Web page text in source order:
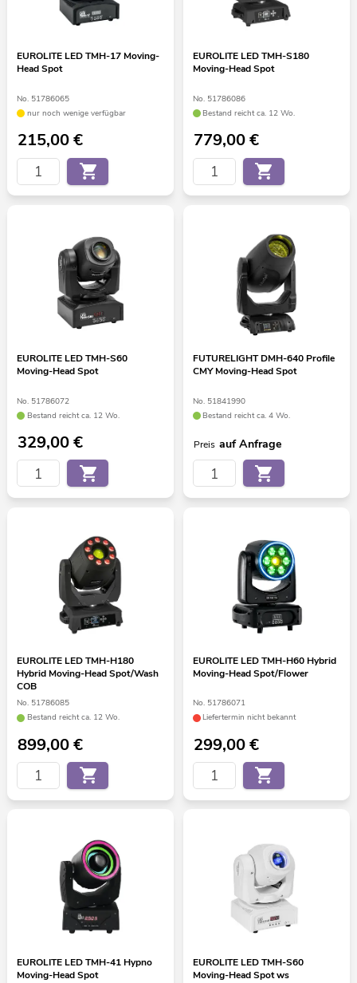
EUROLITE LED TMH-17 Moving-
Head Spot
No. 51786065
nur noch wenige verfügbar
215,00€
EUROLITE LED TMH-S180
Moving-Head Spot
No. 51786086
Bestand reicht ca. 12 Wo.
779,00€
EUROLITE LED TMH-S60
Moving-Head Spot
No. 51786072
Bestand reicht ca. 12 Wo.
329,00€
FUTURELIGHT DMH-640 Profile
CMY Moving-Head Spot
No. 51841990
Bestand reicht ca. 4 Wo.
Preis auf Anfrage
EUROLITE LED TMH-H180
Hybrid Moving-Head Spot/Wash
COB
No. 51786085
Bestand reicht ca. 12 Wo.
899,00€
EUROLITE LED TMH-H60 Hybrid
Moving-Head Spot/Flower
No. 51786071
Liefertermin nicht bekannt
299,00€
EUROLITE LED TMH-41 Hypno
Moving-Head Spot
EUROLITE LED TMH-S60
Moving-Head Spot ws